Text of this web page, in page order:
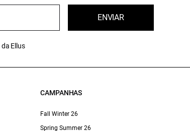
ENVIAR
da Ellus
CAMPANHAS
Fall Winter 26
Spring Summer 26